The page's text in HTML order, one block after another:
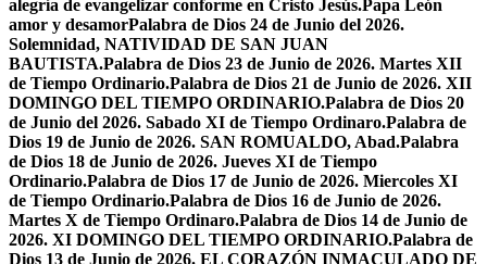
alegría de evangelizar conforme en Cristo Jesús.Papa León
amor y desamorPalabra de Dios 24 de Junio del 2026.
Solemnidad, NATIVIDAD DE SAN JUAN
BAUTISTA.Palabra de Dios 23 de Junio de 2026. Martes XII
de Tiempo Ordinario.Palabra de Dios 21 de Junio de 2026. XII
DOMINGO DEL TIEMPO ORDINARIO.Palabra de Dios 20
de Junio del 2026. Sabado XI de Tiempo Ordinaro.Palabra de
Dios 19 de Junio de 2026. SAN ROMUALDO, Abad.Palabra
de Dios 18 de Junio de 2026. Jueves XI de Tiempo
Ordinario.Palabra de Dios 17 de Junio de 2026. Miercoles XI
de Tiempo Ordinario.Palabra de Dios 16 de Junio de 2026.
Martes X de Tiempo Ordinaro.Palabra de Dios 14 de Junio de
2026. XI DOMINGO DEL TIEMPO ORDINARIO.Palabra de
Dios 13 de Junio de 2026. EL CORAZÓN INMACULADO DE